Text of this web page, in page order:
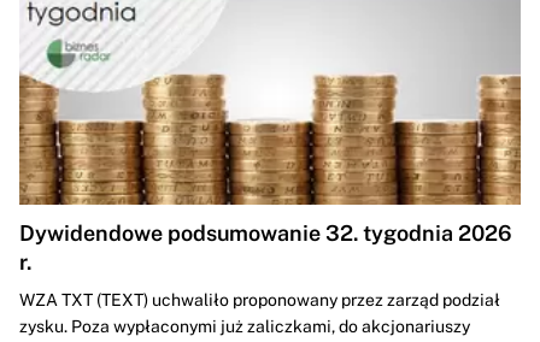
Dywidendowe podsumowanie 32. tygodnia 2026
r.
WZA TXT (TEXT) uchwaliło proponowany przez zarząd podział
zysku. Poza wypłaconymi już zaliczkami, do akcjonariuszy